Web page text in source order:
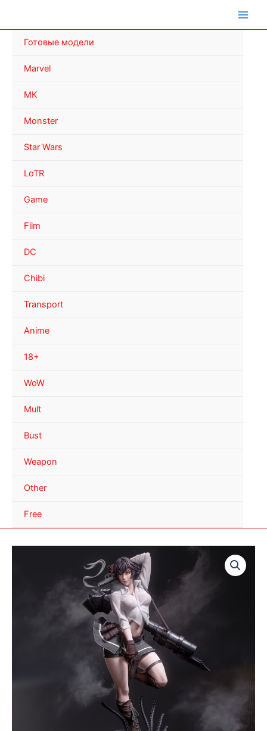
Готовые модели
Marvel
MK
Monster
Star Wars
LoTR
Game
Film
DC
Chibi
Transport
Anime
18+
WoW
Mult
Bust
Weapon
Other
Free